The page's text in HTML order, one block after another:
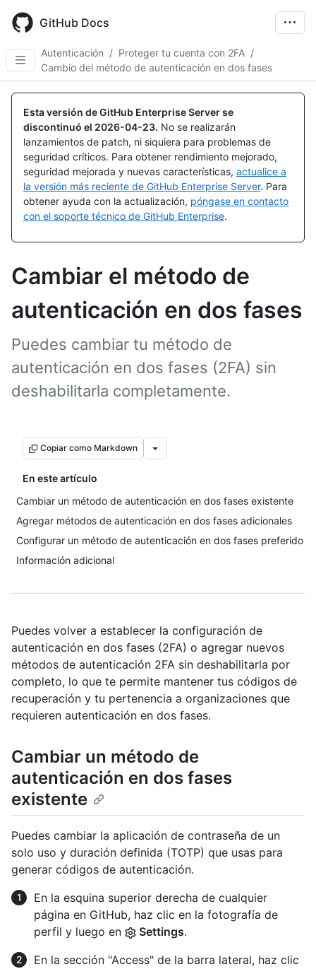
main
content
GitHub Docs
Autenticación / Proteger tu cuenta con 2FA /
Cambio del método de autenticación en dos fases
Esta versión de GitHub Enterprise Server se
discontinuó el 2026-04-23. No se realizarán
lanzamientos de patch, ni siquiera para problemas de
seguridad críticos. Para obtener rendimiento mejorado,
seguridad mejorada y nuevas características, actualice a
la versión más reciente de GitHub Enterprise Server. Para
obtener ayuda con la actualización, póngase en contacto
con el soporte técnico de GitHub Enterprise.
Cambiar el método de
autenticación en dos fases
Puedes cambiar tu método de
autenticación en dos fases (2FA) sin
deshabilitarla completamente.
Copiar como Markdown
En este artículo
Cambiar un método de autenticación en dos fases existente
Agregar métodos de autenticación en dos fases adicionales
Configurar un método de autenticación en dos fases preferido
Información adicional
Puedes volver a establecer la configuración de
autenticación en dos fases (2FA) o agregar nuevos
métodos de autenticación 2FA sin deshabilitarla por
completo, lo que te permite mantener tus códigos de
recuperación y tu pertenencia a organizaciones que
requieren autenticación en dos fases.
Cambiar un método de
autenticación en dos fases
existente
Puedes cambiar la aplicación de contraseña de un
solo uso y duración definida (TOTP) que usas para
generar códigos de autenticación.
En la esquina superior derecha de cualquier
página en GitHub, haz clic en la fotografía de
perfil y luego en
Settings.
En la sección "Access" de la barra lateral, haz clic